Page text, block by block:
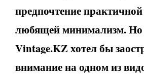
предпочтение
любящей минимализм. Но
Vintage.KZ хотел бы
внимание на одном из